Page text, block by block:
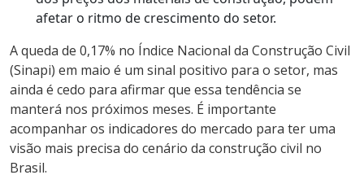
afetar o ritmo de crescimento do setor.
A queda de 0,17% no Índice Nacional da Construção Civil
(Sinapi) em maio é um sinal positivo para o setor, mas
ainda é cedo para afirmar que essa tendência se
manterá nos próximos meses. É importante
acompanhar os indicadores do mercado para ter uma
visão mais precisa do cenário da construção civil no
Brasil.